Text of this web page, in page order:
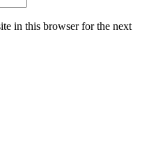
in this browser for the next